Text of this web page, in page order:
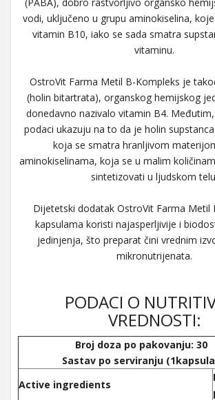
vodi, uključeno u grupu aminokiselina,
vitamin B10, iako se sada smatra
vitaminu.
OstroVit Farma Metil B-Kompleks je
(holin bitartrata), organskog hemijskog
donedavno nazivalo vitamin B4.
podaci ukazuju na to da je holin
koja se smatra hranljivom
aminokiselinama, koja se u malim
sintetizovati u ljudskom
Dijetetski dodatak OstroVit Farma Metil
kapsulama koristi najasperljivije i
jedinjenja, što preparat čini vrednim
mikronutrijenata.
PODACI O
VREDNOSTI:
Broj doza po pakovanju: 30
Sastav po serviranju
Active ingredients